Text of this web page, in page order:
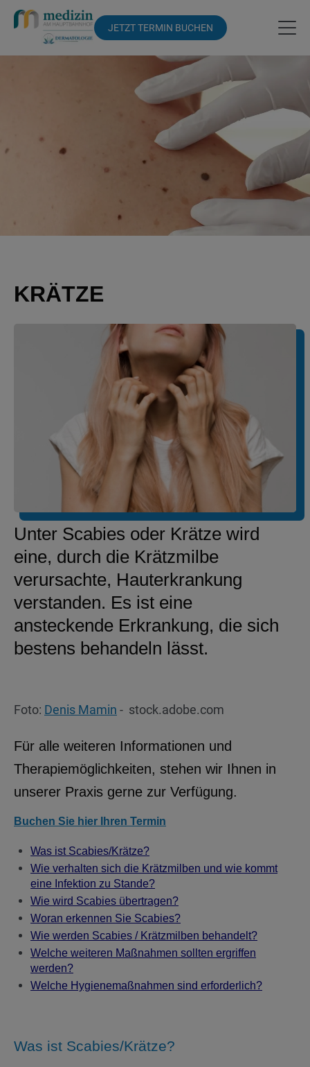
JETZT TERMIN BUCHEN
KRÄTZE
Unter Scabies oder Krätze wird
eine, durch die Krätzmilbe
verursachte, Hauterkrankung
verstanden. Es ist eine
ansteckende Erkrankung, die sich
bestens behandeln lässt.
Foto: Denis Mamin - stock.adobe.com
Für alle weiteren Informationen und
Therapiemöglichkeiten, stehen wir Ihnen in
unserer Praxis gerne zur Verfügung.
Buchen Sie hier Ihren Termin
Was ist Scabies/Krätze?
Wie verhalten sich die Krätzmilben und wie kommt
eine Infektion zu Stande?
Wie wird Scabies übertragen?
Woran erkennen Sie Scabies?
Wie werden Scabies / Krätzmilben behandelt?
Welche weiteren Maßnahmen sollten ergriffen
werden?
Welche Hygienemaßnahmen sind erforderlich?
Was ist Scabies/Krätze?